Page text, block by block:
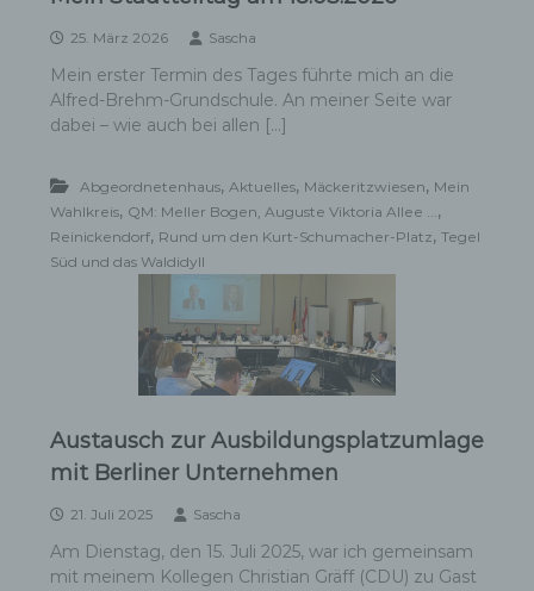
25. März 2026 Sascha
Mein erster Termin des Tages führte mich an die
Alfred-Brehm-Grundschule. An meiner Seite war
dabei – wie auch bei allen […]
Abgeordnetenhaus, Aktuelles, Mäckeritzwiesen, Mein
Wahlkreis, QM: Meller Bogen, Auguste Viktoria Allee ... ,
Reinickendorf, Rund um den Kurt-Schumacher-Platz, Tegel
Süd und das Waldidyll
Austausch zur Ausbildungsplatzumlage
mit Berliner Unternehmen
21. Juli 2025 Sascha
Am Dienstag, den 15. Juli 2025, war ich gemeinsam
mit meinem Kollegen Christian Gräff (CDU) zu Gast